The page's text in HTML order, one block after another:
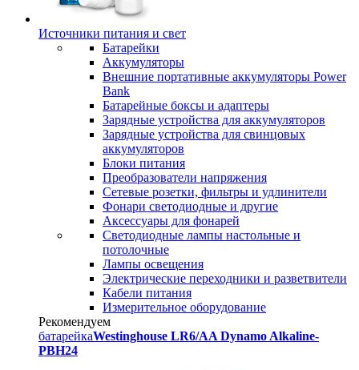
Источники питания и свет
Батарейки
Аккумуляторы
Внешние портативные аккумуляторы Power
Bank
Батарейные боксы и адаптеры
Зарядные устройства для аккумуляторов
Зарядные устройства для свинцовых
аккумуляторов
Блоки питания
Преобразователи напряжения
Сетевые розетки, фильтры и удлинители
Фонари светодиодные и другие
Аксессуары для фонарей
Светодиодные лампы настольные и
потолочные
Лампы освещения
Электрические переходники и разветвители
Кабели питания
Измерительное оборудование
Рекомендуем
батарейкаWestinghouse LR6/AA Dynamo Alkaline-
PBH24